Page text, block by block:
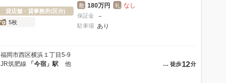
貸店舗・貸事務所(区分)
5枚
敷 180万円 礼 なし
保証金 －
駐車場 あり
福岡市西区横浜１丁目5-9
… 徒歩12分
JR筑肥線 「今宿」駅 他